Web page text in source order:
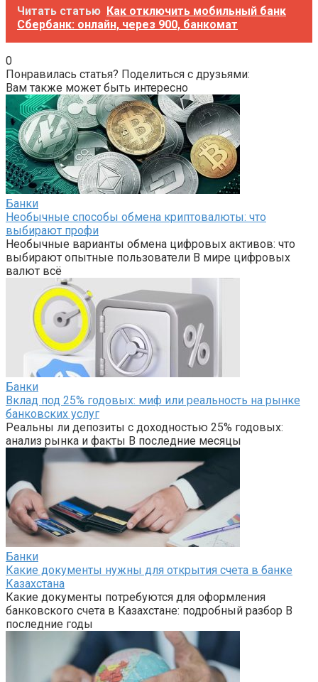
Читать статью Как отключить мобильный банк
Сбербанк: онлайн, через 900, банкомат
0
Понравилась статья? Поделиться с друзьями:
Вам также может быть интересно
Банки
Необычные способы обмена криптовалюты: что
выбирают профи
Необычные варианты обмена цифровых активов: что
выбирают опытные пользователи В мире цифровых
валют всё
Банки
Вклад под 25% годовых: миф или реальность на рынке
банковских услуг
Реальны ли депозиты с доходностью 25% годовых:
анализ рынка и факты В последние месяцы
Банки
Какие документы нужны для открытия счета в банке
Казахстана
Какие документы потребуются для оформления
банковского счета в Казахстане: подробный разбор В
последние годы